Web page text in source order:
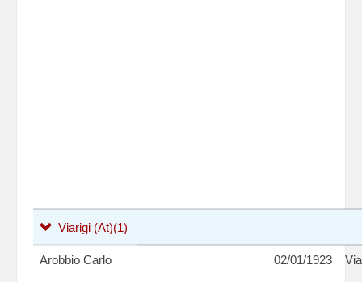
Viarigi (At)(1)
Arobbio Carlo 02/01/1923